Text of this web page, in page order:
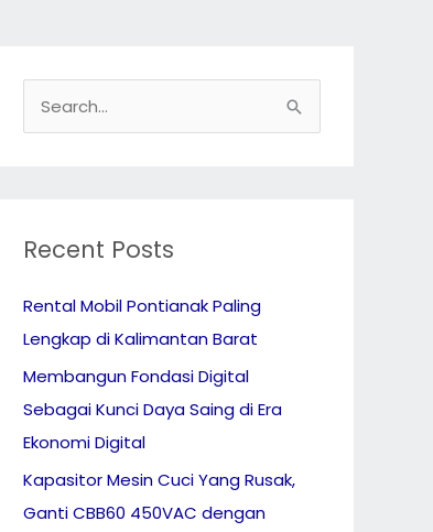
c
f
o
r
:
Recent Posts
Rental Mobil Pontianak Paling
Lengkap di Kalimantan Barat
Membangun Fondasi Digital
Sebagai Kunci Daya Saing di Era
Ekonomi Digital
Kapasitor Mesin Cuci Yang Rusak,
Ganti CBB60 450VAC dengan